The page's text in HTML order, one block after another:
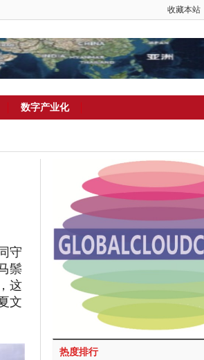
收藏本站
数字产业化
守
鬃
这
文
热度排行